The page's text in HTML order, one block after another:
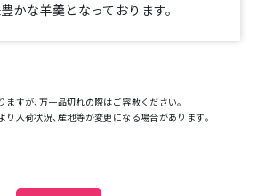
かな羊羹となっております。
すが、万一品切れの際はご容赦ください。
入荷状況、産地等が変更になる場合があります。